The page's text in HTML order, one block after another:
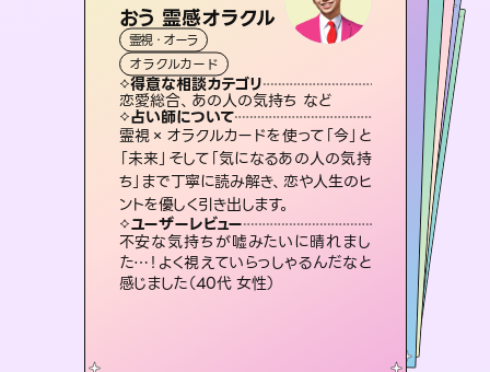
おう 霊感オラクル
霊視・オーラ
オラクルカード
得意な相談カテゴリ
恋愛総合、あの人の気持ち など
占い師について
霊視×オラクルカードを使って「今」と
「未来」そして「気になるあの人の気持
ち」まで丁寧に読み解き、恋や人生のヒ
ントを優しく引き出します。
ユーザーレビュー
不安な気持ちが嘘みたいに晴れまし
た…！よく視えていらっしゃるんだなと
感じました（40代 女性）
アイリス -iris-
西洋占星術
ルーン
得意な相談カテゴリ
恋愛総合、片想い、二人の未来 など
占い師について
復縁、恋愛、不倫の行方、同性愛や片
思い、仕事関係や借金問題まで知りた
いことや心の負担になっていることを
紐解き、背中をそっと押して導きます。
ユーザーレビュー
安心感のあり、言い切ってくれる所や濁
さない鑑定のおかげで、毎回自分の気
持ちを整えられます（30代 男性）
彗望
霊視・オーラ
スピリチュアル・リーディング
得意な相談カテゴリ
片想い、あの人の気持ち、復縁 など
占い師について
3,700年以上の歴史を持つ東洋最古の
占術「易占」で詳細まで占い、幸せへ向
かう道筋を示します。厳しい結果にも具
体的な対策をお伝えします。
ユーザーレビュー
複雑な背景もしっかり聞いて鑑定して
いただけました。気持ちが楽になりまし
た（50代 女性）
とうげんみう
霊視・オーラ
スピリチュアル・リーディング
得意な相談カテゴリ
片想い、あの人の気持ち、復縁 など
占い師について
恋愛のお悩みの中でも特に「曖昧な関係」の相談を得意としており、友達以上恋人未満なお相手との今後や本音を丁寧に読み解き恋愛成就へと導きます。
ユーザーレビュー
鑑定していただいてアドバイス通りに行
動すると仲が復活してきました。ありが
とうございました（40代 女性）
未来視師＊花
スピリチュアル・リーディング
得意な相談カテゴリ
出逢い、片想い、復縁 など
占い師について
未来には何パターンもの選択肢があり
ます。不安で視えにくくなっているあな
たの素敵な未来を見つけ、その未来を
選択できるようアドバイスします。
ユーザーレビュー
職場の人の性質や人間関係、本心など
本当によく視えていてびっくり。対策が
打てて前向きになれます（40代）
霊視・オーラ タロット
スピリチュアル・リーディング
得意な相談カテゴリ
片想い、二人の未来、年の差 など
占い師について
連絡再開、復縁、成就などの報告実績
多数。セラピストとして2万超の施術経
験があるからこそできる鑑定で、より良
い未来をサポートします。
ユーザーレビュー
とても心温まる鑑定でした。しかもこち
らは何も言っていないのに視えていらっ
しゃるんだなと驚きです（30代女性）